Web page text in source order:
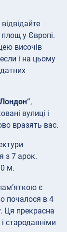
у Європі.
височів
і на цьому
,
вулиці і
вразять вас.
з 7 арок.
м.
є
почалося в 4
Ця прекрасна
стародавніми